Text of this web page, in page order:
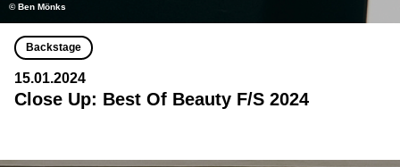
© Ben Mönks
Backstage
15.01.2024
Close Up: Best Of Beauty F/S 2024